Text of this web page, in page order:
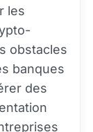
les
obstacles
banques
des